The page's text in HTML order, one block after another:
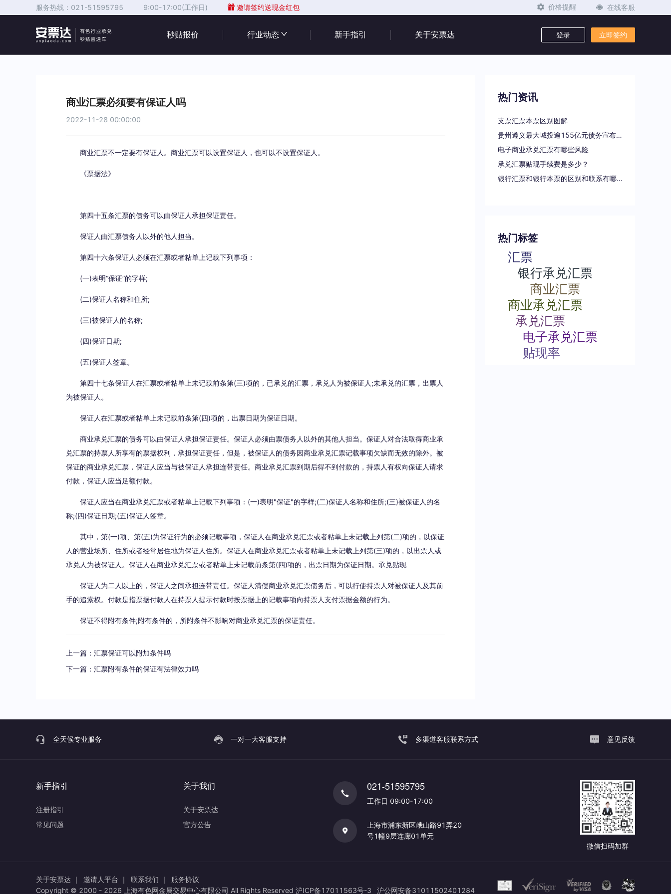
服务热线： 021-51595795 9:00-17:00(工作日) 邀请签约送现金红包 价格提醒 在线客服
秒贴报价 行业动态 新手指引 关于安票达 登录 立即签约
商业汇票必须要有保证人吗
2022-11-28 00:00:00
商业汇票不一定要有保证人。商业汇票可以设置保证人，也可以不设置保证人。
《票据法》
第四十五条汇票的债务可以由保证人承担保证责任。
保证人由汇票债务人以外的他人担当。
第四十六条保证人必须在汇票或者粘单上记载下列事项：
(一)表明“保证”的字样;
(二)保证人名称和住所;
(三)被保证人的名称;
(四)保证日期;
(五)保证人签章。
第四十七条保证人在汇票或者粘单上未记载前条第(三)项的，已承兑的汇票，承兑人为被保证人;未承兑的汇票，出票人
为被保证人。
保证人在汇票或者粘单上未记载前条第(四)项的，出票日期为保证日期。
商业承兑汇票的债务可以由保证人承担保证责任。保证人必须由票债务人以外的其他人担当。保证人对合法取得商业承
兑汇票的持票人所享有的票据权利，承担保证责任，但是，被保证人的债务因商业承兑汇票记载事项欠缺而无效的除外。被
保证的商业承兑汇票，保证人应当与被保证人承担连带责任。商业承兑汇票到期后得不到付款的，持票人有权向保证人请求
付款，保证人应当足额付款。
保证人应当在商业承兑汇票或者粘单上记载下列事项：(一)表明"保证"的字样;(二)保证人名称和住所;(三)被保证人的名
称;(四)保证日期;(五)保证人签章。
其中，第(一)项、第(五)为保证行为的必须记载事项，保证人在商业承兑汇票或者粘单上未记载上列第(二)项的，以保证
人的营业场所、住所或者经常居住地为保证人住所。保证人在商业承兑汇票或者粘单上未记载上列第(三)项的，以出票人或
承兑人为被保证人。保证人在商业承兑汇票或者粘单上未记载前条第(四)项的，出票日期为保证日期。承兑贴现
保证人为二人以上的，保证人之间承担连带责任。保证人清偿商业承兑汇票债务后，可以行使持票人对被保证人及其前
手的追索权。付款是指票据付款人在持票人提示付款时按票据上的记载事项向持票人支付票据金额的行为。
保证不得附有条件;附有条件的，所附条件不影响对商业承兑汇票的保证责任。
上一篇： 汇票保证可以附加条件吗
下一篇： 汇票附有条件的保证有法律效力吗
热门资讯
支票汇票本票区别图解
贵州遵义最大城投逾155亿元债务宣布重组
电子商业承兑汇票有哪些风险
承兑汇票贴现手续费是多少？
银行汇票和银行本票的区别和联系有哪些（一文读懂支票、本票和汇票的区别）
热门标签
汇票
银行承兑汇票
商业汇票
商业承兑汇票
承兑汇票
电子承兑汇票
贴现率
全天候专业服务 一对一大客服支持 多渠道客服联系方式 意见反馈
新手指引
注册指引
常见问题
关于我们
关于安票达
官方公告
021-51595795
工作日 09:00-17:00
上海市浦东新区峨山路91弄20
号1幢9层连廊01单元
微信扫码加群
关于安票达 ｜ 邀请人平台 ｜ 联系我们 ｜
服务协议
Copyright © 2000 - 2026 上海有色网金属交易中心有限公司 All Rights Reserved 沪ICP备17011563号-3 沪公网安备31011502401284